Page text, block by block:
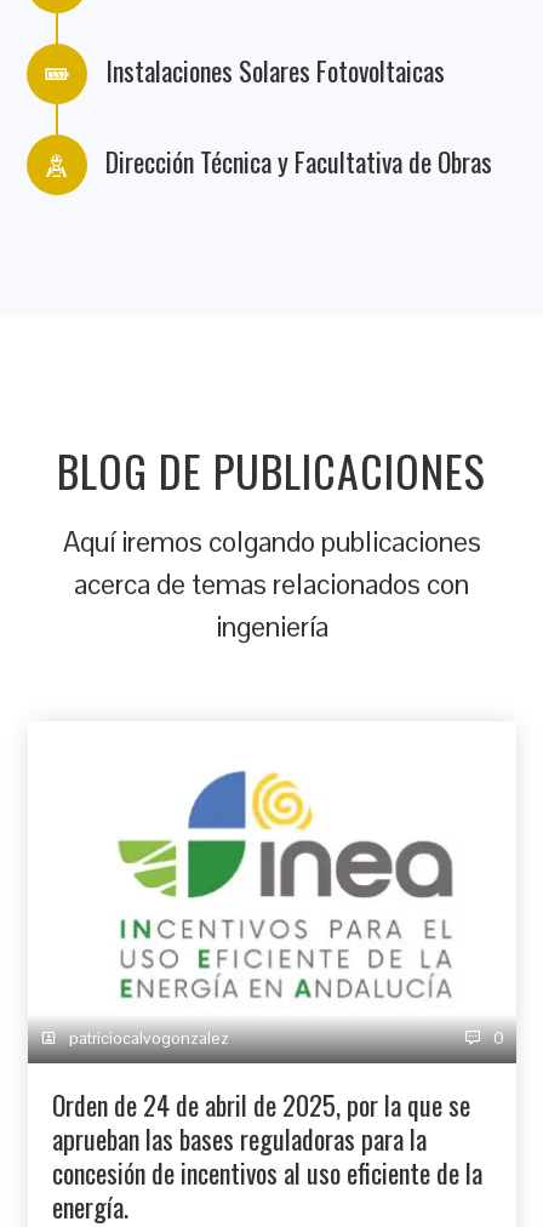
Instalaciones Solares Fotovoltaicas
Dirección Técnica y Facultativa de Obras
BLOG DE PUBLICACIONES
Aquí iremos colgando publicaciones
acerca de temas relacionados con
ingeniería
patriciocalvogonzalez 0
Orden de 24 de abril de 2025, por la que se
aprueban las bases reguladoras para la
concesión de incentivos al uso eficiente de la
energía.